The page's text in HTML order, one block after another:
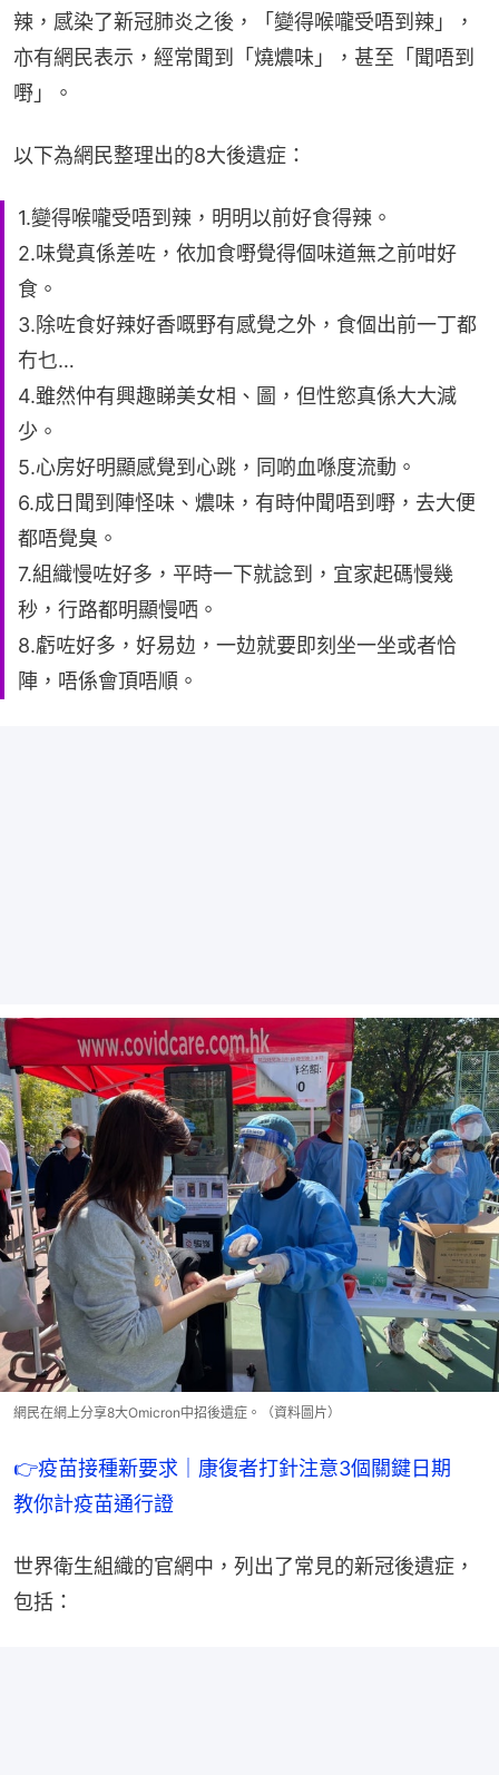
辣，感染了新冠肺炎之後，「變得喉嚨受唔到辣」，
亦有網民表示，經常聞到「燒燶味」，甚至「聞唔到
嘢」。
以下為網民整理出的8大後遺症：
1.變得喉嚨受唔到辣，明明以前好食得辣。
2.味覺真係差咗，依加食嘢覺得個味道無之前咁好
食。
3.除咗食好辣好香嘅野有感覺之外，食個出前一丁都
冇乜…
4.雖然仲有興趣睇美女相、圖，但性慾真係大大減
少。
5.心房好明顯感覺到心跳，同啲血喺度流動。
6.成日聞到陣怪味、燶味，有時仲聞唔到嘢，去大便
都唔覺臭。
7.組織慢咗好多，平時一下就諗到，宜家起碼慢幾
秒，行路都明顯慢哂。
8.虧咗好多，好易攰，一攰就要即刻坐一坐或者恰
陣，唔係會頂唔順。
網民在網上分享8大Omicron中招後遺症。（資料圖片）
👉疫苗接種新要求｜康復者打針注意3個關鍵日期
教你計疫苗通行證
世界衛生組織的官網中，列出了常見的新冠後遺症，
包括：